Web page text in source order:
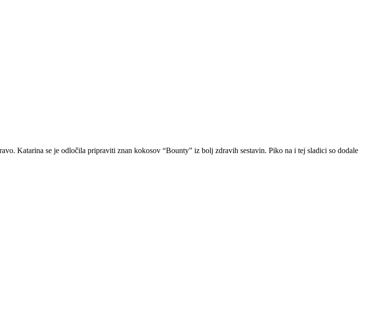
Katarina se je odločila pripraviti znan kokosov “Bounty” iz bolj zdravih sestavin. Piko na i tej sladici so dodale